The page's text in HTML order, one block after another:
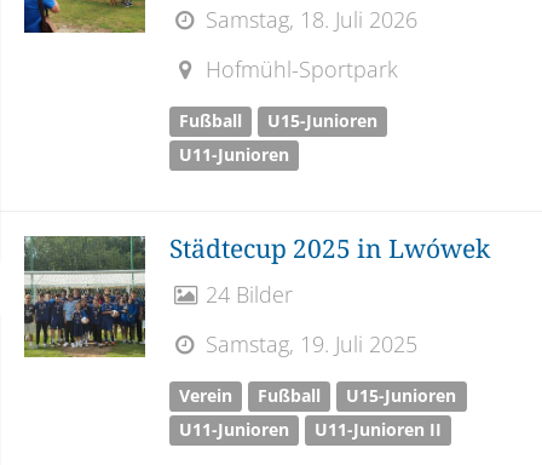
Samstag, 18. Juli 2026
Hofmühl-Sportpark
Fußball
U15-Junioren
U11-Junioren
Städtecup 2025 in Lwówek
24 Bilder
Samstag, 19. Juli 2025
Verein Fußball
U15-Junioren
U11-Junioren
U11-Junioren II